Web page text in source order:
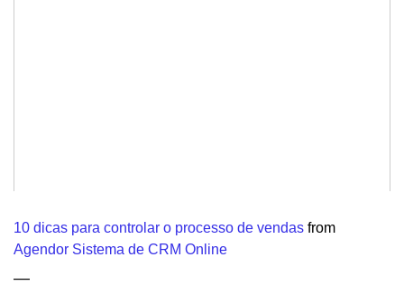
10 dicas para controlar o processo de vendas from
Agendor Sistema de CRM Online
—